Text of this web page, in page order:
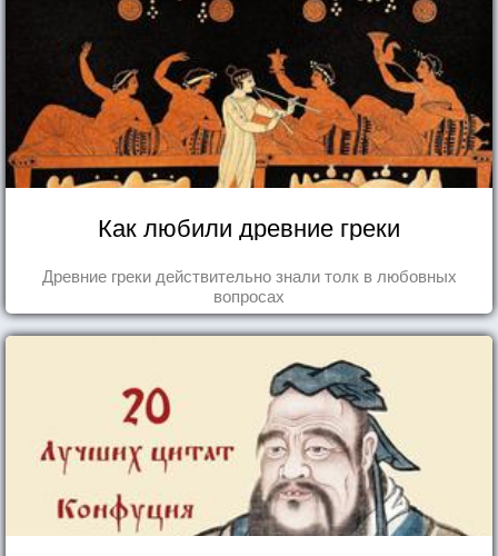
Как любили древние греки
Древние греки действительно знали толк в любовных
вопросах